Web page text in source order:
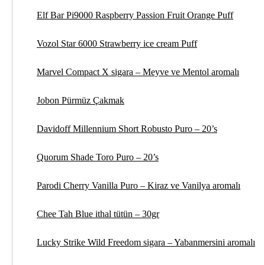
Elf Bar Pi9000 Raspberry Passion Fruit Orange Puff
Vozol Star 6000 Strawberry ice cream Puff
Marvel Compact X sigara – Meyve ve Mentol aromalı
Jobon Pürmüz Çakmak
Davidoff Millennium Short Robusto Puro – 20’s
Quorum Shade Toro Puro – 20’s
Parodi Cherry Vanilla Puro – Kiraz ve Vanilya aromalı
Chee Tah Blue ithal tütün – 30gr
Lucky Strike Wild Freedom sigara – Yabanmersini aromalı